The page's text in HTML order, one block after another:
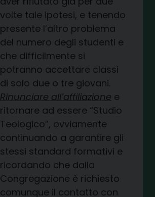
volte tale ipotesi, e tenendo
presente l’altro problema
del numero degli studenti e
che difficilmente si
potranno accettare classi
di solo due o tre giovani.
Rinunciare all’affiliazione e
ritornare ad essere “Studio
Teologico”, ovviamente
continuando a garantire gli
stessi standard formativi e
ricordando che dalla
Congregazione è richiesto
comunque il contatto con